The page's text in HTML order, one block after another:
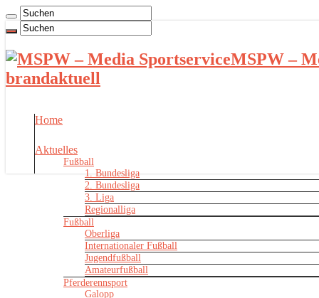
MSPW –
brandaktuell
Home
Aktuelles
Fußball
1. Bundesliga
2. Bundesliga
3. Liga
Regionalliga
Fußball
Oberliga
Internationaler Fußball
Jugendfußball
Amateurfußball
Pferderennsport
Galopp